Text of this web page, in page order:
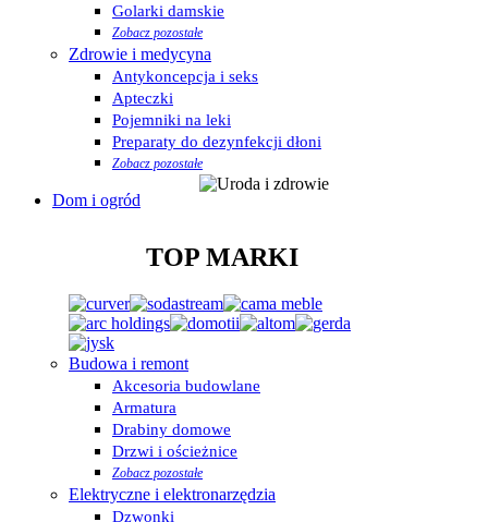
Golarki damskie
Zobacz pozostałe
Zdrowie i medycyna
Antykoncepcja i seks
Apteczki
Pojemniki na leki
Preparaty do dezynfekcji dłoni
Zobacz pozostałe
Dom i ogród
TOP MARKI
Budowa i remont
Akcesoria budowlane
Armatura
Drabiny domowe
Drzwi i ościeżnice
Zobacz pozostałe
Elektryczne i elektronarzędzia
Dzwonki